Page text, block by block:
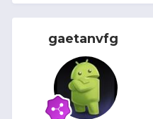
gaetanvfg